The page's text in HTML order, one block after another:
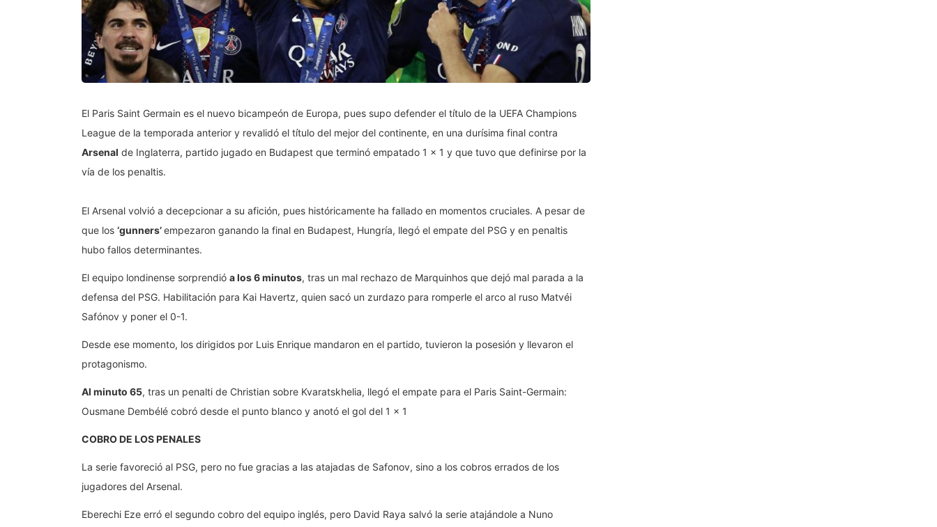
El Paris Saint Germain es el nuevo bicampeón de Europa, pues supo defender el título de la UEFA Champions
League de la temporada anterior y revalidó el título del mejor del continente, en una durísima final contra
Arsenal de Inglaterra, partido jugado en Budapest que terminó empatado 1 x 1 y que tuvo que definirse por la
vía de los penaltis.
El Arsenal volvió a decepcionar a su afición, pues históricamente ha fallado en momentos cruciales. A pesar de
que los ‘gunners’empezaron ganando la final en Budapest, Hungría, llegó el empate del PSG y en penaltis
hubo fallos determinantes.
El equipo londinense sorprendió a los 6 minutos, tras un mal rechazo de Marquinhos que dejó mal parada a la
defensa del PSG. Habilitación para Kai Havertz, quien sacó un zurdazo para romperle el arco al ruso Matvéi
Safónov y poner el 0-1.
Desde ese momento, los dirigidos por Luis Enrique mandaron en el partido, tuvieron la posesión y llevaron el
protagonismo.
Al minuto 65, tras un penalti de Christian sobre Kvaratskhelia, llegó el empate para el Paris Saint-Germain:
Ousmane Dembélé cobró desde el punto blanco y anotó el gol del 1 x 1
COBRO DE LOS PENALES
La serie favoreció al PSG, pero no fue gracias a las atajadas de Safonov, sino a los cobros errados de los
jugadores del Arsenal.
Eberechi Eze erró el segundo cobro del equipo inglés, pero David Raya salvó la serie atajándole a Nuno